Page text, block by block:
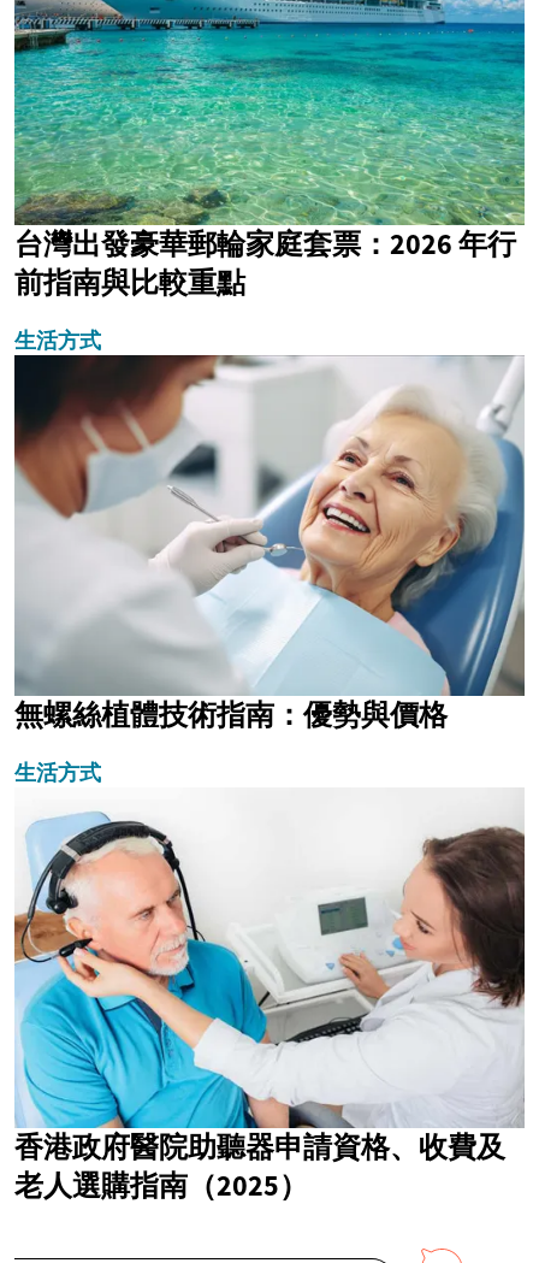
台灣出發豪華郵輪家庭套票：2026 年行
前指南與比較重點
生活方式
無螺絲植體技術指南：優勢與價格
生活方式
香港政府醫院助聽器申請資格、收費及
老人選購指南（2025）